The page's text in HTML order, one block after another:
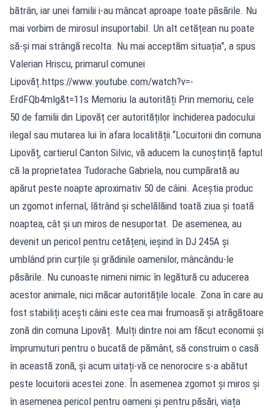
bătrân, iar unei familii i-au mâncat aproape toate păsările. Nu
mai vorbim de mirosul insuportabil. Un alt cetățean nu poate
să-și mai strângă recolta. Nu mai acceptăm situația”, a spus
Valerian Hriscu, primarul comunei
Lipovăț.https://www.youtube.com/watch?v=-
ErdFQb4mlg&t=11s Memoriu la autorități Prin memoriu, cele
50 de familii din Lipovăț cer autorităților închiderea padocului
ilegal sau mutarea lui în afara localității.“Locuitorii din comuna
Lipovăț, cartierul Canton Silvic, vă aducem la cunoștință faptul
că la proprietatea Tudorache Gabriela, nou cumpărată au
apărut peste noapte aproximativ 50 de câini. Aceștia produc
un zgomot infernal, lătrând și schelălăind toată ziua și toată
noaptea, cât și un miros de nesuportat. De asemenea, au
devenit un pericol pentru cetățeni, ieșind în DJ 245A și
umblând prin curțile și grădinile oamenilor, mâncându-le
păsările. Nu cunoaste nimeni nimic în legătură cu aducerea
acestor animale, nici măcar autoritățile locale. Zona în care au
fost stabiliți acești câini este cea mai frumoasă și atrăgătoare
zonă din comuna Lipovăț. Mulți dintre noi am făcut economii și
împrumuturi pentru o bucată de pământ, să construim o casă
în această zonă, și acum uitați-vă ce nenorocire s-a abătut
peste locuitorii acestei zone. În asemenea zgomot și miros și
în asemenea pericol pentru oameni și pentru păsări, viața